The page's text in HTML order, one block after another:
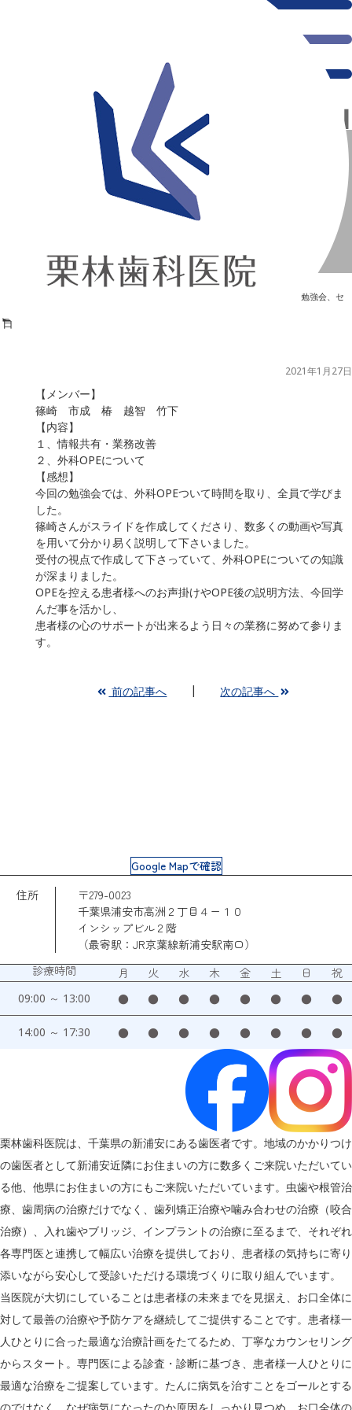
勉強会、セ
2021年1月27日
【メンバー】
篠崎 市成 椿 越智 竹下
【内容】
１、情報共有・業務改善
２、外科OPEについて
【感想】
今回の勉強会では、外科OPEついて時間を取り、全員で学びま
した。
篠崎さんがスライドを作成してくださり、数多くの動画や写真
を用いて分かり易く説明して下さいました。
受付の視点で作成して下さっていて、外科OPEについての知識
が深まりました。
OPEを控える患者様へのお声掛けやOPE後の説明方法、今回学
んだ事を活かし、
患者様の心のサポートが出来るよう日々の業務に努めて参りま
す。
前の記事へ 次の記事へ
Google Mapで確認
住所
〒279-0023
千葉県浦安市高洲２丁目４ー１０
インシップビル２階
（最寄駅：JR京葉線新浦安駅南口）
診療時間
月 火 水 木 金 土 日 祝
09:00 ～ 13:00 ● ● ● ● ● ● ● ●
14:00 ～ 17:30 ● ● ● ● ● ● ● ●
栗林歯科医院は、千葉県の新浦安にある歯医者です。地域のかかりつけ
の歯医者として新浦安近隣にお住まいの方に数多くご来院いただいてい
る他、他県にお住まいの方にもご来院いただいています。虫歯や根管治
療、歯周病の治療だけでなく、歯列矯正治療や噛み合わせの治療（咬合
治療）、入れ歯やブリッジ、インプラントの治療に至るまで、それぞれ
各専門医と連携して幅広い治療を提供しており、患者様の気持ちに寄り
添いながら安心して受診いただける環境づくりに取り組んでいます。
当医院が大切にしていることは患者様の未来までを見据え、お口全体に
対して最善の治療や予防ケアを継続してご提供することです。患者様一
人ひとりに合った最適な治療計画をたてるため、丁寧なカウンセリング
からスタート。専門医による診査・診断に基づき、患者様一人ひとりに
最適な治療をご提案しています。たんに病気を治すことをゴールとする